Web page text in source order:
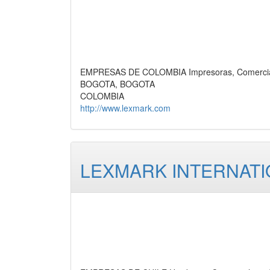
EMPRESAS DE COLOMBIA Impresoras,
BOGOTA, BOGOTA
COLOMBIA
http://www.lexmark.com
LEXMARK